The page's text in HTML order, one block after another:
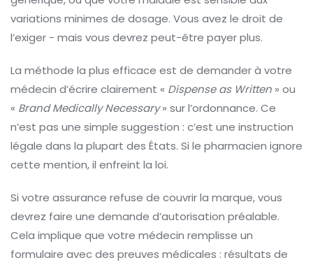
variations minimes de dosage. Vous avez le droit de
l’exiger - mais vous devrez peut-être payer plus.
La méthode la plus efficace est de demander à votre
médecin d’écrire clairement « Dispense as Written » ou
« Brand Medically Necessary» sur l’ordonnance. Ce
n’est pas une simple suggestion : c’est une instruction
légale dans la plupart des États. Si le pharmacien ignore
cette mention, il enfreint la loi.
Si votre assurance refuse de couvrir la marque, vous
devrez faire une demande d’autorisation préalable.
Cela implique que votre médecin remplisse un
formulaire avec des preuves médicales : résultats de